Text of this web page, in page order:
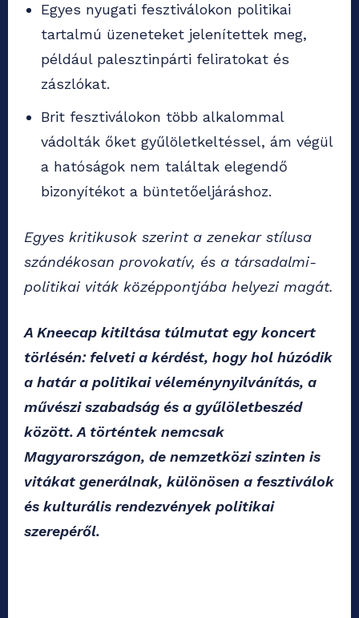
Egyes nyugati fesztiválokon politikai
tartalmú üzeneteket jelenítettek meg,
például palesztinpárti feliratokat és
zászlókat.
Brit fesztiválokon több alkalommal
vádolták őket gyűlöletkeltéssel, ám végül
a hatóságok nem találtak elegendő
bizonyítékot a büntetőeljáráshoz.
Egyes kritikusok szerint a zenekar stílusa
szándékosan provokatív, és a társadalmi-
politikai viták középpontjába helyezi magát.
A Kneecap kitiltása túlmutat egy koncert
törlésén: felveti a kérdést, hogy hol húzódik
a határ a politikai véleménynyilvánítás, a
művészi szabadság és a gyűlöletbeszéd
között. A történtek nemcsak
Magyarországon, de nemzetközi szinten is
vitákat generálnak, különösen a fesztiválok
és kulturális rendezvények politikai
szerepéről.